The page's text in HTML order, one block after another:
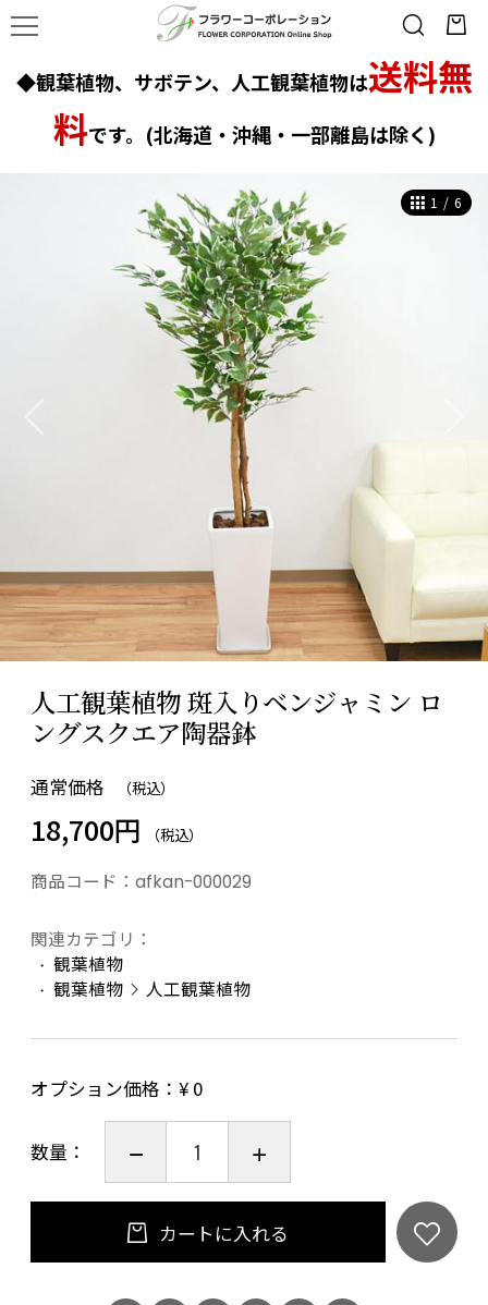
◆観葉植物、サボテン、人工観葉植物は送料無
料です。(北海道・沖縄・一部離島は除く)
1 / 6
人工観葉植物 斑入りベンジャミン ロ
ングスクエア陶器鉢
通常価格 （税込）
18,700円 （税込）
商品コード： afkan-000029
関連カテゴリ：
観葉植物
観葉植物
人工観葉植物
オプション価格：¥ 0
数量：
カートに入れる